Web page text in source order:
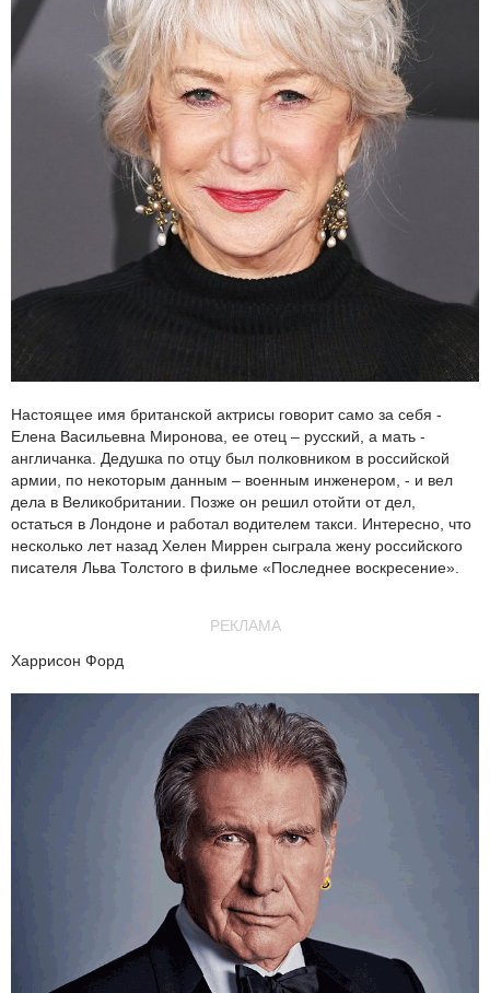
Настоящее имя британской актрисы говорит само за себя -
Елена Васильевна Миронова, ее отец – русский, а мать -
англичанка. Дедушка по отцу был полковником в российской
армии, по некоторым данным – военным инженером, - и вел
дела в Великобритании. Позже он решил отойти от дел,
остаться в Лондоне и работал водителем такси. Интересно, что
несколько лет назад Хелен Миррен сыграла жену российского
писателя Льва Толстого в фильме «Последнее воскресение».
РЕКЛАМА
Харрисон Форд